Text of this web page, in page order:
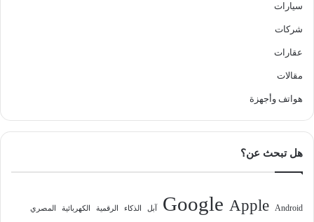
سيارات
شركات
عقارات
مقالات
هواتف وأجهزة
هل تبحث عن؟
Android
Apple
Google آبل الذكاء الرقمية الكهربائية المصري